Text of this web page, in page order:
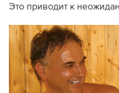
Это приводит к